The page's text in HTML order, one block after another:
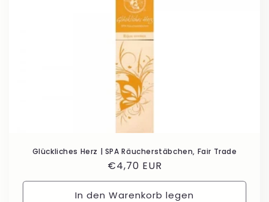
Glückliches Herz | SPA Räucherstäbchen, Fair Trade
Normaler
Preis
€4,70 EUR
In den Warenkorb legen